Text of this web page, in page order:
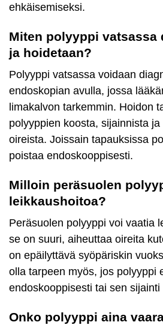
ehkäisemiseksi.
Miten polyyppi vatsassa
ja hoidetaan?
Polyyppi vatsassa voidaan
endoskopian avulla, jossa
limakalvon tarkemmin. Hoidon
polyyppien koosta, sijainnista
oireista. Joissain tapauksissa
poistaa endoskooppisesti.
Milloin peräsuolen
leikkaushoitoa?
Peräsuolen polyyppi voi vaatia
se on suuri, aiheuttaa oireita
on epäilyttävä syöpäriskin
olla tarpeen myös, jos polyyppi
endoskooppisesti tai sen sijainti
Onko polyyppi aina